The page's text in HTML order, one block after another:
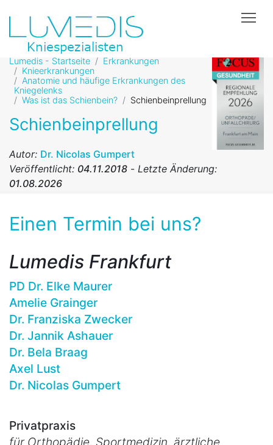
Lumedis - Startseite
Erkrankungen
Knieerkrankungen
Anatomie und häufige Erkrankungen des
Kniegelenks
Was ist das Schienbein?
Schienbeinprellung
Schienbeinprellung
Autor: Dr. Nicolas Gumpert
Veröffentlicht: 04.11.2018 - Letzte Änderung:
01.08.2026
Einen Termin bei uns?
Lumedis Frankfurt
PD Dr. Elke Maurer
Amelie Grainger
Dr. Franziska Zwecker
Dr. Jannik Ashauer
Dr. Bela Braag
Axel Lust
Dr. Nicolas Gumpert
Privatpraxis
für Orthopädie, Sportmedizin, ärztliche